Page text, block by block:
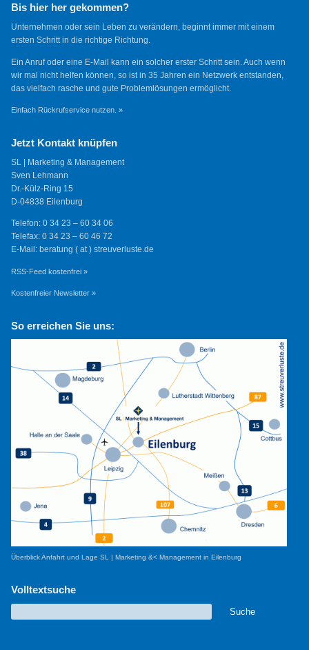
Bis hier her gekommen?
Unternehmen oder sein Leben zu verändern, beginnt immer mit einem
ersten Schritt in die richtige Richtung.
Ein Anruf oder eine E-Mail kann ein solcher erster Schritt sein. Auch wenn
wir mal nicht helfen können, so ist in 35 Jahren ein Netzwerk entstanden,
das vielfach rasche und gute Problemlösungen ermöglicht.
Einfach Rückrufservice nutzen. »
Jetzt Kontakt knüpfen
SL | Marketing & Management
Sven Lehmann
Dr.-Külz-Ring 15
D-04838 Eilenburg
Telefon: 0 34 23 – 60 34 06
Telefax: 0 34 23 – 60 46 72
E-Mail: beratung ( at ) streuverluste.de
RSS-Feed kostenfrei »
Kostenfreier Newsletter »
So erreichen Sie uns:
Überblick Anfahrt und Lage SL | Marketing &< Management in Eilenburg
Volltextsuche